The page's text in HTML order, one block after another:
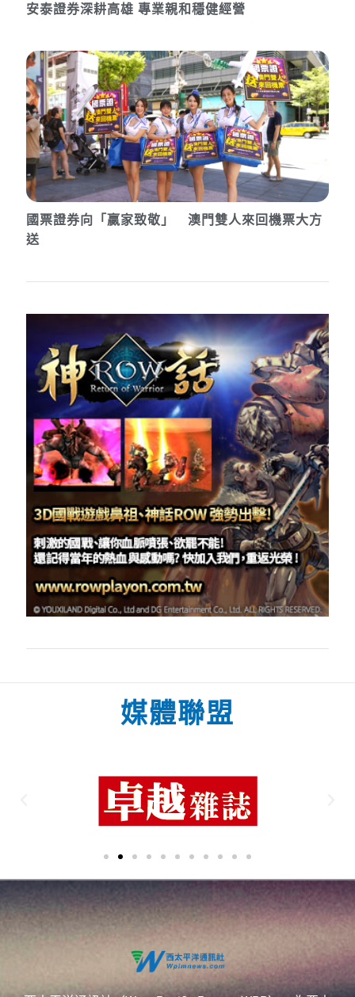
安泰證券深耕高雄 專業親和穩健經營
國票證券向「贏家致敬」 澳門雙人來回機票大方
送
媒體聯盟